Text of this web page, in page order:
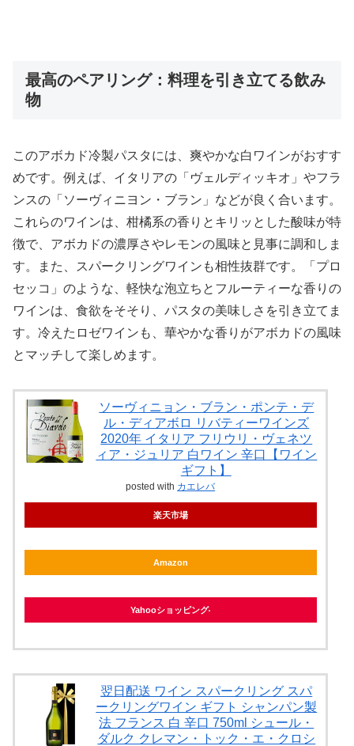
最高のペアリング：料理を引き立てる飲み
物
このアボカド冷製パスタには、爽やかな白ワインがおすす
めです。例えば、イタリアの「ヴェルディッキオ」やフラ
ンスの「ソーヴィニヨン・ブラン」などが良く合います。
これらのワインは、柑橘系の香りとキリッとした酸味が特
徴で、アボカドの濃厚さやレモンの風味と見事に調和しま
す。また、スパークリングワインも相性抜群です。「プロ
セッコ」のような、軽快な泡立ちとフルーティーな香りの
ワインは、食欲をそそり、パスタの美味しさを引き立てま
す。冷えたロゼワインも、華やかな香りがアボカドの風味
とマッチして楽しめます。
ソーヴィニョン・ブラン・ポンテ・デ
ル・ディアボロ リバティーワインズ
2020年 イタリア フリウリ・ヴェネツ
ィア・ジュリア 白ワイン 辛口【ワイン
ギフト】
posted with カエレバ
楽天市場
Amazon
Yahooショッピング
翌日配送 ワイン スパークリング スパ
ークリングワイン ギフト シャンパン製
法 フランス 白 辛口 750ml シュール・
ダルク クレマン・トック・エ・クロシ